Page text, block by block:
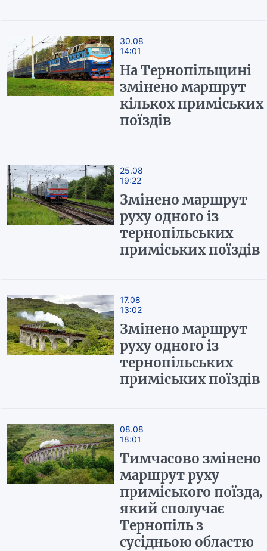
30.08
14:01
На Тернопільщині
змінено маршрут
кількох приміських
поїздів
25.08
19:22
Змінено маршрут
руху одного із
тернопільських
приміських поїздів
17.08
13:02
Змінено маршрут
руху одного із
тернопільських
приміських поїздів
08.08
18:01
Тимчасово змінено
маршрут руху
приміського поїзда,
який сполучає
Тернопіль з
сусідньою областю